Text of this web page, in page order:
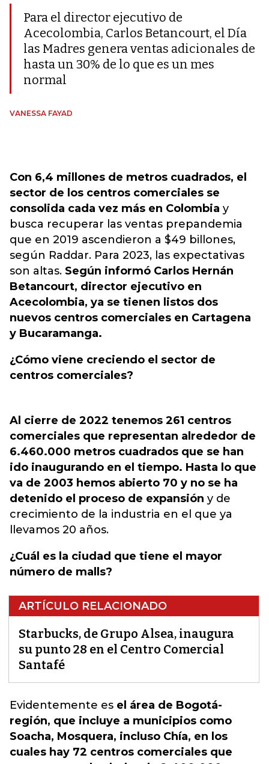
Para el director ejecutivo de
Acecolombia, Carlos Betancourt, el Día
las Madres genera ventas adicionales de
hasta un 30% de lo que es un mes
normal
VANESSA FAYAD
Con 6,4 millones de metros cuadrados, el
sector de los centros comerciales se
consolida cada vez más en Colombia y
busca recuperar las ventas prepandemia
que en 2019 ascendieron a $49 billones,
según Raddar. Para 2023, las expectativas
son altas. Según informó Carlos Hernán
Betancourt, director ejecutivo en
Acecolombia, ya se tienen listos dos
nuevos centros comerciales en Cartagena
y Bucaramanga.
¿Cómo viene creciendo el sector de
centros comerciales?
Al cierre de 2022 tenemos 261 centros
comerciales que representan alrededor de
6.460.000 metros cuadrados que se han
ido inaugurando en el tiempo. Hasta lo que
va de 2003 hemos abierto 70 y no se ha
detenido el proceso de expansión y de
crecimiento de la industria en el que ya
llevamos 20 años.
¿Cuál es la ciudad que tiene el mayor
número de malls?
ARTÍCULO RELACIONADO
Starbucks, de Grupo Alsea, inaugura
su punto 28 en el Centro Comercial
Santafé
Evidentemente es el área de Bogotá-
región, que incluye a municipios como
Soacha, Mosquera, incluso Chía, en los
cuales hay 72 centros comerciales que